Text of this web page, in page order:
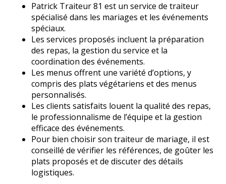
Patrick Traiteur 81 est un service de traiteur
spécialisé dans les mariages et les événements
spéciaux.
Les services proposés incluent la préparation
des repas, la gestion du service et la
coordination des événements.
Les menus offrent une variété d’options, y
compris des plats végétariens et des menus
personnalisés.
Les clients satisfaits louent la qualité des repas,
le professionnalisme de l’équipe et la gestion
efficace des événements.
Pour bien choisir son traiteur de mariage, il est
conseillé de vérifier les références, de goûter les
plats proposés et de discuter des détails
logistiques.